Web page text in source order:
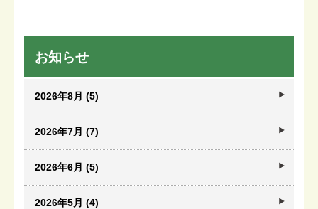
お知らせ
2026年8月 (5)
2026年7月 (7)
2026年6月 (5)
2026年5月 (4)